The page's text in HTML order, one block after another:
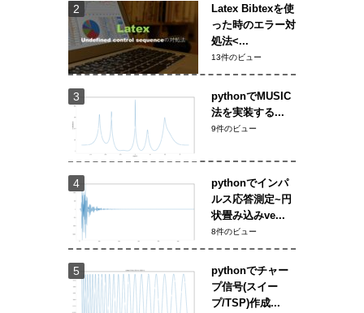
Latex Bibtexを使
った時のエラー対
処法<...
13件のビュー
pythonでMUSIC
法を実装する...
9件のビュー
pythonでインパ
ルス応答測定~円
状畳み込みve...
8件のビュー
pythonでチャー
プ信号(スイー
プ/TSP)作成...